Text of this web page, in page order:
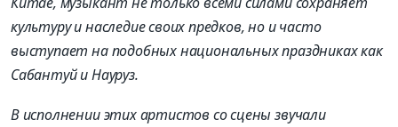
культуру и наследие своих предков, но и часто
выступает на подобных национальных праздниках как
Сабантуй и Науруз.
В исполнении этих артистов со сцены звучали